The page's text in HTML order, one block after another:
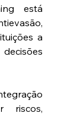
está
a
riscos,